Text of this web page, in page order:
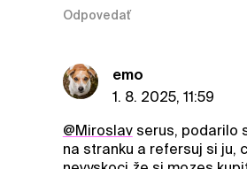
Odpovedať
emo
1. 8. 2025, 11:59
@Miroslavserus, podarilo
na stranku a refersuj si ju,